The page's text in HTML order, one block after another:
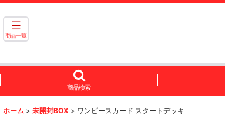
商品一覧
商品検索
ホーム > 未開封BOX > ワンピースカード スタートデッキ